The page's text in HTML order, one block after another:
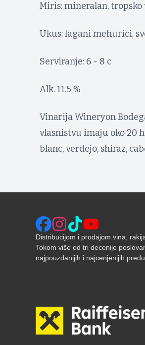
Miris: mineralan, tropsko
Ukus: lagani mehurici,
Serviranje: 6 - 8 c
Alk. 11.5 %
Vinarija Wineryon
vlasnistvu imaju oko 20
blanc, verdejo, shiraz,
Distribucijom i prodajom vina,
Tokom više od tri decenije
najpouzdanijih i najcenjenijih